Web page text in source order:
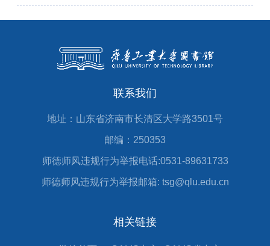
联系我们
地址：山东省济南市长清区大学路3501号
邮编：250353
师德师风违规行为举报电话:0531-89631733
师德师风违规行为举报邮箱: tsg@qlu.edu.cn
相关链接